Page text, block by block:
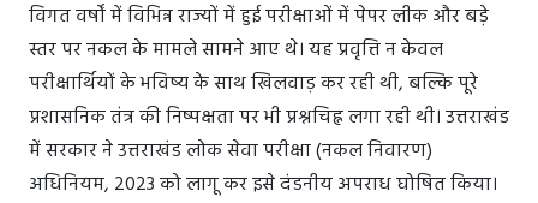
विगत वर्षों में विभिन्न राज्यों में हुई परीक्षाओं में पेपर लीक और बड़े
स्तर पर नकल के मामले सामने आए थे। यह प्रवृत्ति न केवल
परीक्षार्थियों के भविष्य के साथ खिलवाड़ कर रही थी, बल्कि पूरे
प्रशासनिक तंत्र की निष्पक्षता पर भी प्रश्नचिह्न लगा रही थी। उत्तराखंड
में सरकार ने उत्तराखंड लोक सेवा परीक्षा (नकल निवारण)
अधिनियम, 2023 को लागू कर इसे दंडनीय अपराध घोषित किया।